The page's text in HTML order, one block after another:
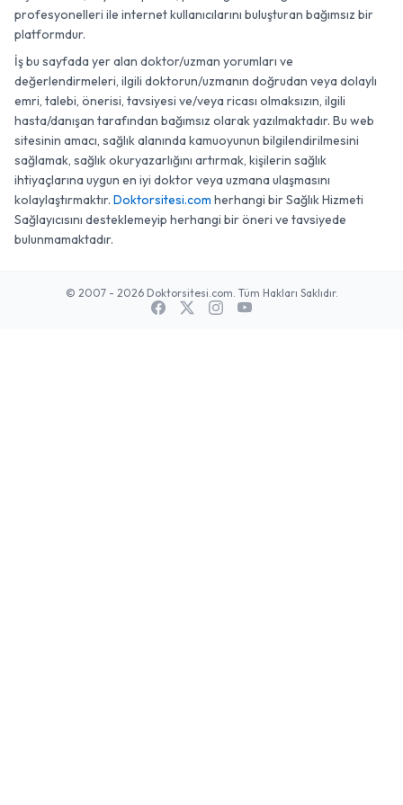
profesyonelleri ile internet kullanıcılarını buluşturan bağımsız bir
platformdur.
İş bu sayfada yer alan doktor/uzman yorumları ve
değerlendirmeleri, ilgili doktorun/uzmanın doğrudan veya dolaylı
emri, talebi, önerisi, tavsiyesi ve/veya ricası olmaksızın, ilgili
hasta/danışan tarafından bağımsız olarak yazılmaktadır. Bu web
sitesinin amacı, sağlık alanında kamuoyunun bilgilendirilmesini
sağlamak, sağlık okuryazarlığını artırmak, kişilerin sağlık
ihtiyaçlarına uygun en iyi doktor veya uzmana ulaşmasını
kolaylaştırmaktır. Doktorsitesi.com herhangi bir Sağlık Hizmeti
Sağlayıcısını desteklemeyip herhangi bir öneri ve tavsiyede
bulunmamaktadır.
© 2007 - 2026 Doktorsitesi.com. Tüm Hakları Saklıdır.